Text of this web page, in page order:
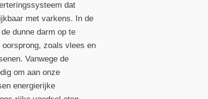
dat
met varkens. In de
dunne darm op te
zoals vlees en
Vanwege de
om aan onze
energierijke